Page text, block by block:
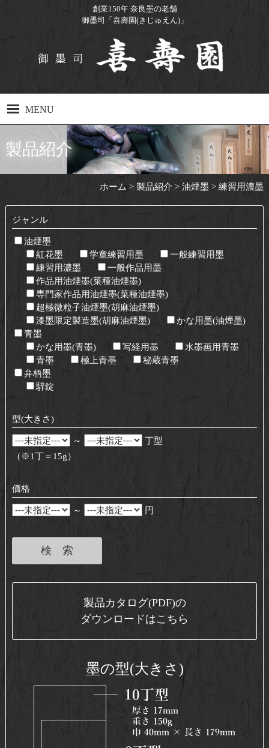
創業150年 奈良墨の老舗
御墨司「喜壽園(きじゅえん)」
MENU
工場見学について
Q&A
お問い合わせ
製品紹介
ホーム >製品紹介 >油煙墨 >練習用濃墨
ジャンル
油煙墨
紅花墨
学童練習用墨
一般練習用墨
練習用濃墨
一般作品用墨
作品用油煙墨(菜種油煙墨)
専門家作品用油煙墨(菜種油煙墨)
超極微粒子油煙墨(胡麻油煙墨)
漆墨限定製造墨(胡麻油煙墨)
かな用墨(油煙墨)
青墨
かな用墨(青墨)
写経用墨
水墨画用青墨
青墨
極上青墨
秘蔵青墨
弁柄墨
騂錠
型(大きさ)
～
丁型
（※1丁＝15g）
価格
～ 円
製品カタログ(PDF)の
ダウンロードはこちら
墨の型(大きさ)